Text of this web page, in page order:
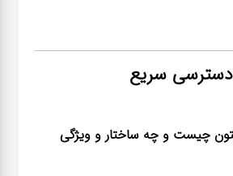
دسترسی سریع
چیست و چه ساختار و ویژگی